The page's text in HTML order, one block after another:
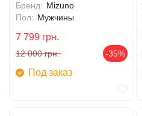
Бренд: Mizuno
Пол: Мужчины
7 799 грн.
12 000 грн. -35%
Под заказ